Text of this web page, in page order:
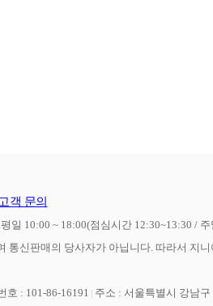
고객 문의
일 10:00 ~ 18:00(점심시간 12:30~13:30 /
통신판매의 당사자가 아닙니다. 따라서 지
호 : 101-86-16191 주소 : 서울특별시 강남